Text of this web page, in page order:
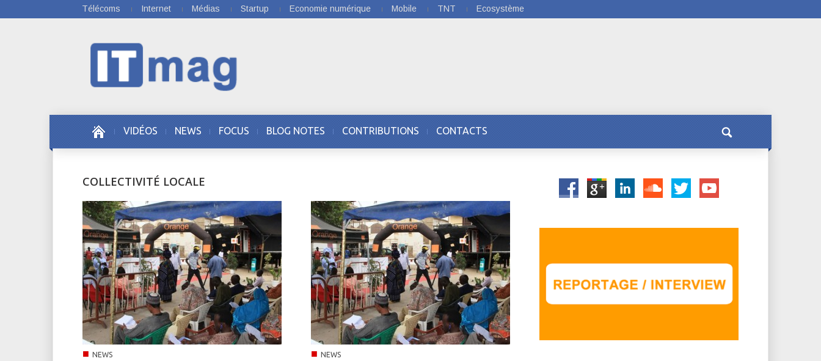
Télécoms Internet Médias Startup Economie numérique Mobile TNT Ecosystème
VIDÉOS NEWS FOCUS BLOG NOTES CONTRIBUTIONS CONTACTS
COLLECTIVITÉ LOCALE
■ NEWS ■ NEWS